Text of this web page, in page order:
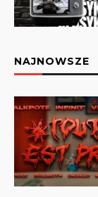
NAJNOWSZE